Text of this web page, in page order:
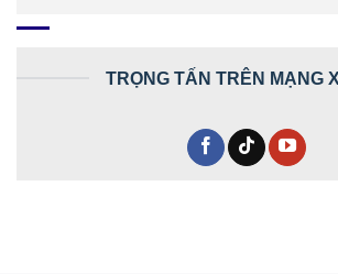
TRỌNG TẤN TRÊN MẠNG